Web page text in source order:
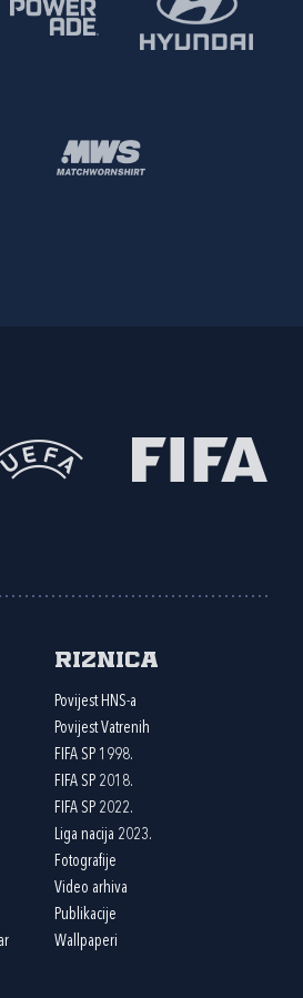
Riznica
Povijest HNS-a
Povijest Vatrenih
FIFA SP 1998.
FIFA SP 2018.
FIFA SP 2022.
Liga nacija 2023.
Fotografije
Video arhiva
Publikacije
Wallpaperi